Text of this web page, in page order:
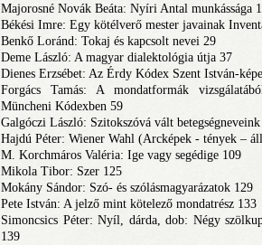
Majorosné Novák Beáta: Nyíri Antal munkássága
Békési Imre: Egy kötélverő mester javainak
Benkő Loránd: Tokaj és kapcsolt nevei 29
Deme László: A magyar dialektológia útja 37
Dienes Erzsébet: Az Érdy Kódex Szent István-
Forgács Tamás: A mondatformák
Müncheni Kódexben 59
Galgóczi László: Szitokszóvá vált
Hajdú Péter: Wiener Wahl (Arcképek - tények –
M. Korchmáros Valéria: Ige vagy segédige 109
Mikola Tibor: Szer 125
Mokány Sándor: Szó- és szólásmagyarázatok 129
Pete István: A jelző mint kötelező mondatrész 133
Simoncsics Péter: Nyíl, dárda, dob: Négy
139